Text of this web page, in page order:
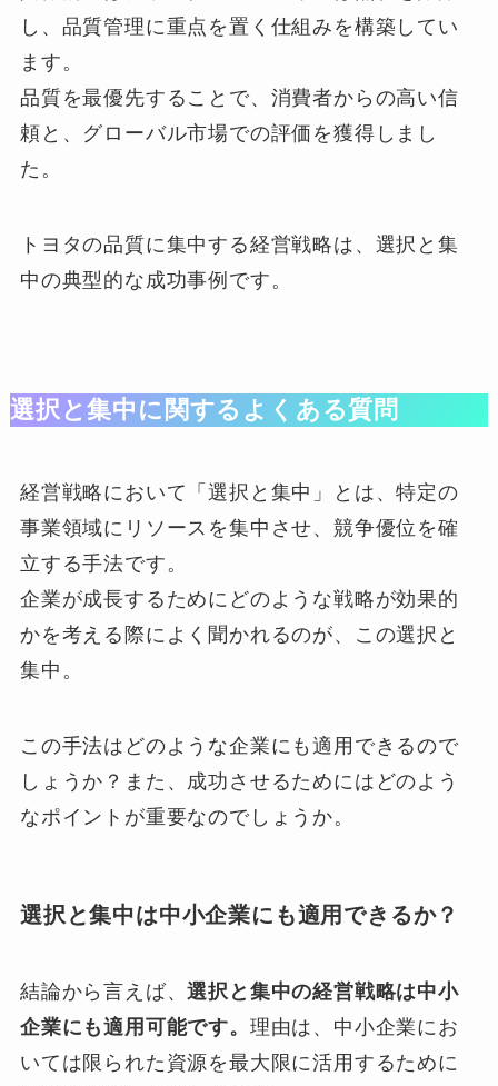
し、品質管理に重点を置く仕組みを構築してい
ます。
品質を最優先することで、消費者からの高い信
頼と、グローバル市場での評価を獲得しまし
た。
トヨタの品質に集中する経営戦略は、選択と集
中の典型的な成功事例です。
選択と集中に関するよくある質問
経営戦略において「選択と集中」とは、特定の
事業領域にリソースを集中させ、競争優位を確
立する手法です。
企業が成長するためにどのような戦略が効果的
かを考える際によく聞かれるのが、この選択と
集中。
この手法はどのような企業にも適用できるので
しょうか？また、成功させるためにはどのよう
なポイントが重要なのでしょうか。
選択と集中は中小企業にも適用できるか？
結論から言えば、選択と集中の経営戦略は中小
企業にも適用可能です。 理由は、中小企業にお
いては限られた資源を最大限に活用するために